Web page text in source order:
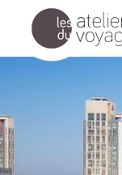
Aller au contenu